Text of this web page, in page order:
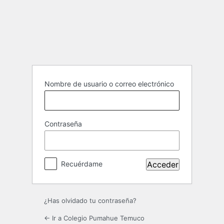
Nombre de usuario o correo electrónico
Contraseña
Recuérdame
¿Has olvidado tu contraseña?
← Ir a Colegio Pumahue Temuco